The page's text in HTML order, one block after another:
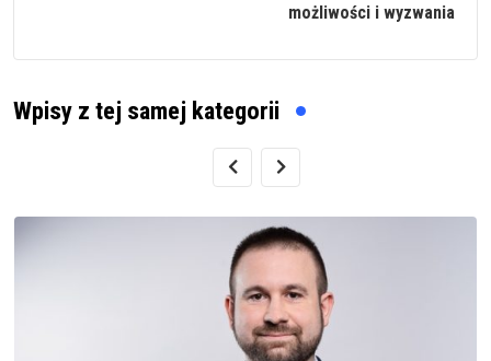
możliwości i wyzwania
Wpisy z tej samej kategorii